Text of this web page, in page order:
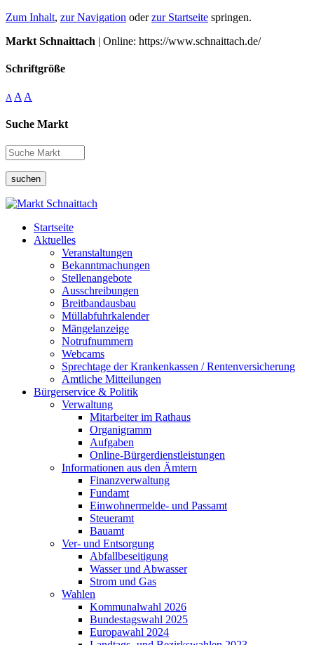
Zum Inhalt, zur Navigation oderzur Startseite springen.
Markt Schnaittach | Online: https://www.schnaittach.de/
Schriftgröße
A A A
Suche Markt
suchen
Startseite
Aktuelles
Veranstaltungen
Bekanntmachungen
Stellenangebote
Ausschreibungen
Breitbandausbau
Müllabfuhrkalender
Mängelanzeige
Notrufnummern
Webcams
Sprechtage der Krankenkassen / Rentenversicherung
Amtliche Mitteilungen
Bürgerservice & Politik
Verwaltung
Mitarbeiter im Rathaus
Organigramm
Aufgaben
Online-Bürgerdienstleistungen
Informationen aus den Ämtern
Finanzverwaltung
Fundamt
Einwohnermelde- und Passamt
Steueramt
Bauamt
Ver- und Entsorgung
Abfallbeseitigung
Wasser und Abwasser
Strom und Gas
Wahlen
Kommunalwahl 2026
Bundestagswahl 2025
Europawahl 2024